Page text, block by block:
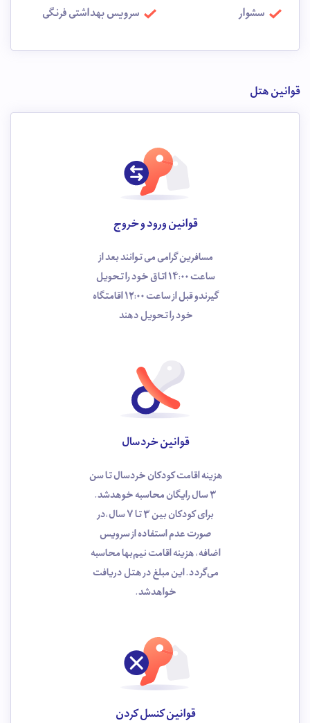
سشوار سرویس بهداشتی فرنگی
قوانین هتل
قوانین ورود و خروج
مسافرین گرامی می توانند بعد از
ساعت 14:00 اتاق خود را تحویل
گیرندو قبل از ساعت 12:00 اقامتگاه
خود را تحویل دهند
قوانین خردسال
هزینه اقامت کودکان خردسال تا سن
3 سال رایگان محاسبه خوهد‌شد.
برای کودکان بین 3 تا 7 سال،در
صورت عدم استفاده از سرویس
اضافه، هزینه اقامت نیم‌بها محاسبه
می‌گردد. این مبلغ در هتل دریافت
خواهدشد.
قوانین کنسل کردن